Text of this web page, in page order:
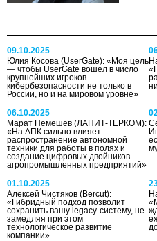
09.10.2025
Юлия Косова (UserGate): «Моя цель
— чтобы UserGate вошел в число
крупнейших игроков
кибербезопасности не только в
России, но и на мировом уровне»
06.10.2025
Марат Немешев (ЛАНИТ-ТЕРКОМ):
«На АПК сильно влияет
распространение автономной
техники для работы в полях и
создание цифровых двойников
агропромышленных предприятий»
01.10.2025
Алексей Чистяков (Bercut):
«Гибридный подход позволит
сохранить вашу legacy-систему, не
замедляя при этом
технологическое развитие
компании»